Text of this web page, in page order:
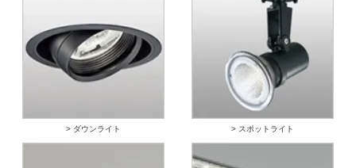
> ダウンライト > スポットライト